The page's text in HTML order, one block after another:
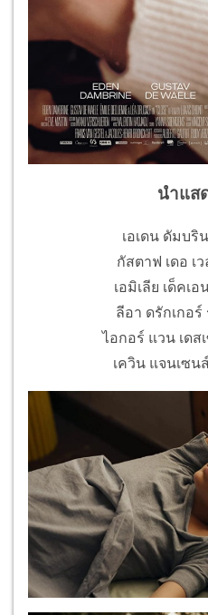
นำแส
เอเดน ดัมบริ
กัสตาฟ เดอ เ
เอมิเลีย เด็คเ
ลีอา ดรักเกอ
ไอกอร์ แวน เดส
เควิน แจนเซน